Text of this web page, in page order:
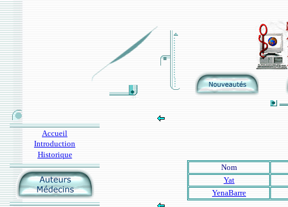
Accueil
Introduction
Historique
Nom
Yat
YenaBarre